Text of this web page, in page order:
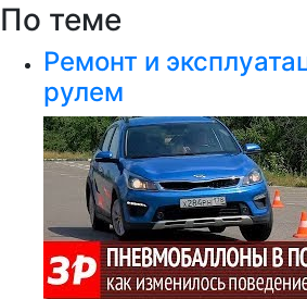
По теме
Ремонт и
рулем